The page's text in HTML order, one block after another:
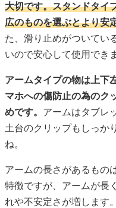
大切です。スタンドタイ
広のものを選ぶとより安
た、滑り止めがついてい
いので安心して使用でき
アームタイプの物は上下
マホへの傷防止の為のク
めです。 アームはタブレ
土台のクリップもしっか
ね。
アームの長さがあるもの
特徴ですが、アームが長
れや不安定さが増します